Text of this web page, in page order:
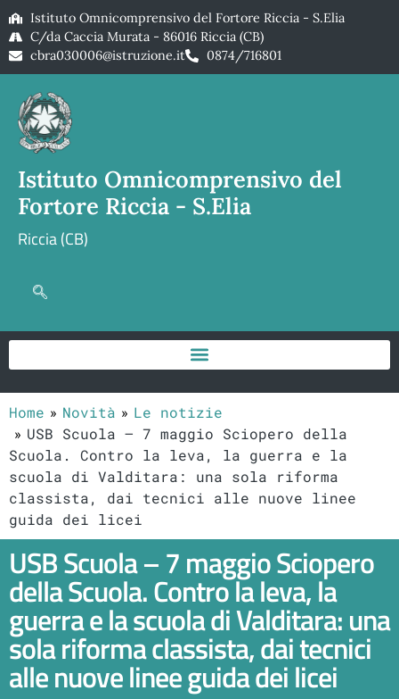
Istituto Omnicomprensivo del Fortore Riccia - S.Elia
C/da Caccia Murata - 86016 Riccia (CB)
cbra030006@istruzione.it
0874/716801
Istituto Omnicomprensivo del
Fortore Riccia - S.Elia
Riccia (CB)
Home Novità
Le notizie
USB Scuola – 7 maggio Sciopero della
Scuola. Contro la leva, la guerra e la
scuola di Valditara: una sola riforma
classista, dai tecnici alle nuove linee
guida dei licei
USB Scuola – 7 maggio Sciopero
della Scuola. Contro la leva, la
guerra e la scuola di Valditara: una
sola riforma classista, dai tecnici
alle nuove linee guida dei licei